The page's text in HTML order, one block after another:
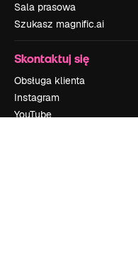
Sala prasowa
Szukasz magnific.ai
Skontaktuj się
Obsługa klienta
Instagram
YouTube